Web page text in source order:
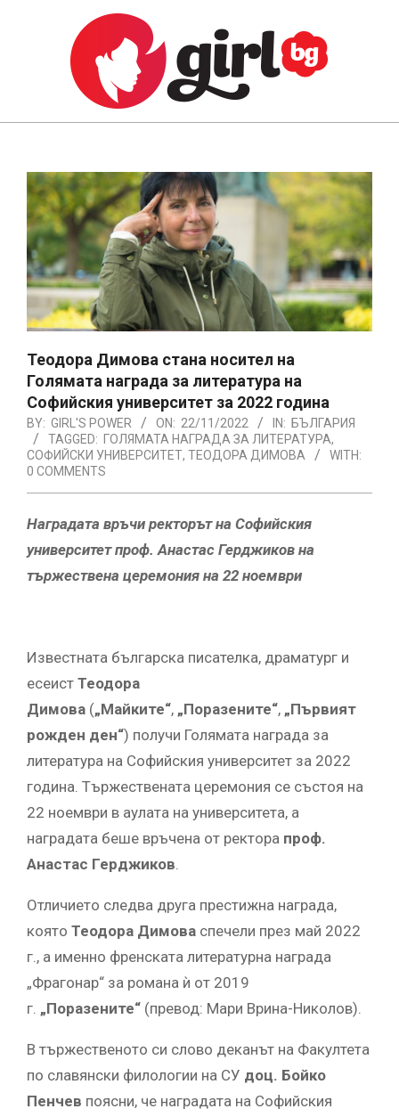
GIRL.BG
Navigation
Menu
Теодора Димова стана носител на
Голямата награда за литература на
Софийския университет за 2022 година
BY: GIRL'S POWER ON: 22/11/2022 IN: БЪЛГАРИЯ
TAGGED: ГОЛЯМАТА НАГРАДА ЗА ЛИТЕРАТУРА,
СОФИЙСКИ УНИВЕРСИТЕТ, ТЕОДОРА ДИМОВА
WITH:
0 COMMENTS
Наградата връчи ректорътна Софийския
университет проф. Анастас Герджиков на
тържествена церемония на 22 ноември
Известната българска писателка, драматург и
есеист Теодора
Димова („Майките“, „Поразените“, „Първият
рожден ден“) получи Голямата награда за
литература на Софийския университет за 2022
година. Тържествената церемония се състоя на
22 ноември в аулата на университета, а
наградата беше връчена от ректора проф.
Анастас Герджиков.
Отличието следва друга престижна награда,
която Теодора Димова спечели през май 2022
г., а именно френската литературна награда
„Фрагонар“ за романа ѝ от 2019
г. „Поразените“ (превод: Мари Врина-Николов).
В тържественото си слово деканът на Факултета
по славянски филологии на СУ доц. Бойко
Пенчев поясни, че наградата на Софийския